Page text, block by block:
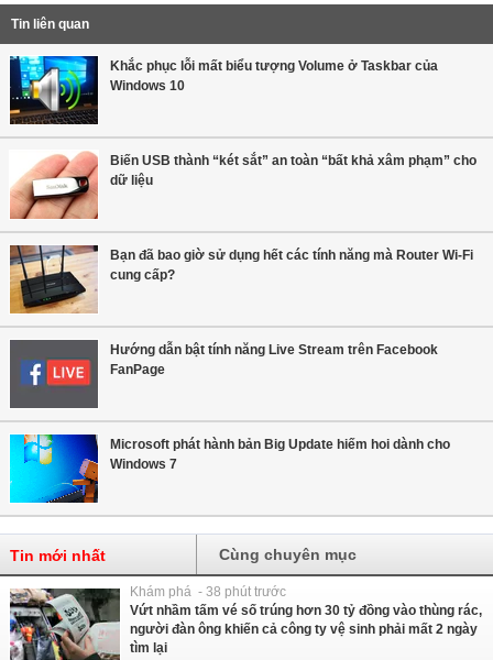
Tin liên quan
Khắc phục lỗi mất biểu tượng Volume ở Taskbar của
Windows 10
Biến USB thành “két sắt” an toàn “bất khả xâm phạm” cho
dữ liệu
Bạn đã bao giờ sử dụng hết các tính năng mà Router Wi-Fi
cung cấp?
Hướng dẫn bật tính năng Live Stream trên Facebook
FanPage
Microsoft phát hành bản Big Update hiếm hoi dành cho
Windows 7
Tin mới nhất Cùng chuyên mục
Khám phá - 38 phút trước
Vứt nhầm tấm vé số trúng hơn 30 tỷ đồng vào thùng rác,
người đàn ông khiến cả công ty vệ sinh phải mất 2 ngày
tìm lại